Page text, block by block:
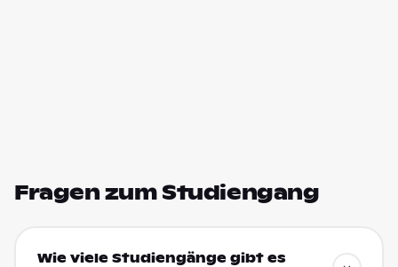
Fragen zum Studiengang
Wie viele Studiengänge gibt es